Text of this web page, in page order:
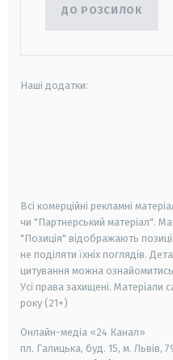
ДО РОЗСИЛОК
Наші додатки:
Всі комерційні рекламні
чи "Партнерський матеріал".
"Позиція" відображають
не поділяти їхніх поглядів.
цитування можна
Усі права захищені. Матеріали
року (21+)
Онлайн-медіа «24 Канал»
пл. Галицька, буд. 15, м. Львів,